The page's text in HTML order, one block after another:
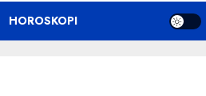
HOROSKOPI